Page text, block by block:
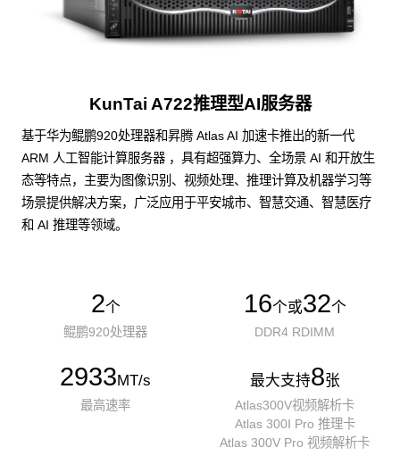
KunTai A722推理型AI服务器
基于华为鲲鹏920处理器和昇腾 Atlas AI 加速卡推出的新一代
ARM 人工智能计算服务器 ，具有超强算力、全场景 AI 和开放生
态等特点，主要为图像识别、视频处理、推理计算及机器学习等
场景提供解决方案，广泛应用于平安城市、智慧交通、智慧医疗
和 AI 推理等领域。
2个
鲲鹏920处理器
16个或32个
DDR4 RDIMM
2933MT/s
最高速率
最大支持8张
Atlas300V视频解析卡
Atlas 300I Pro 推理卡
Atlas 300V Pro 视频解析卡